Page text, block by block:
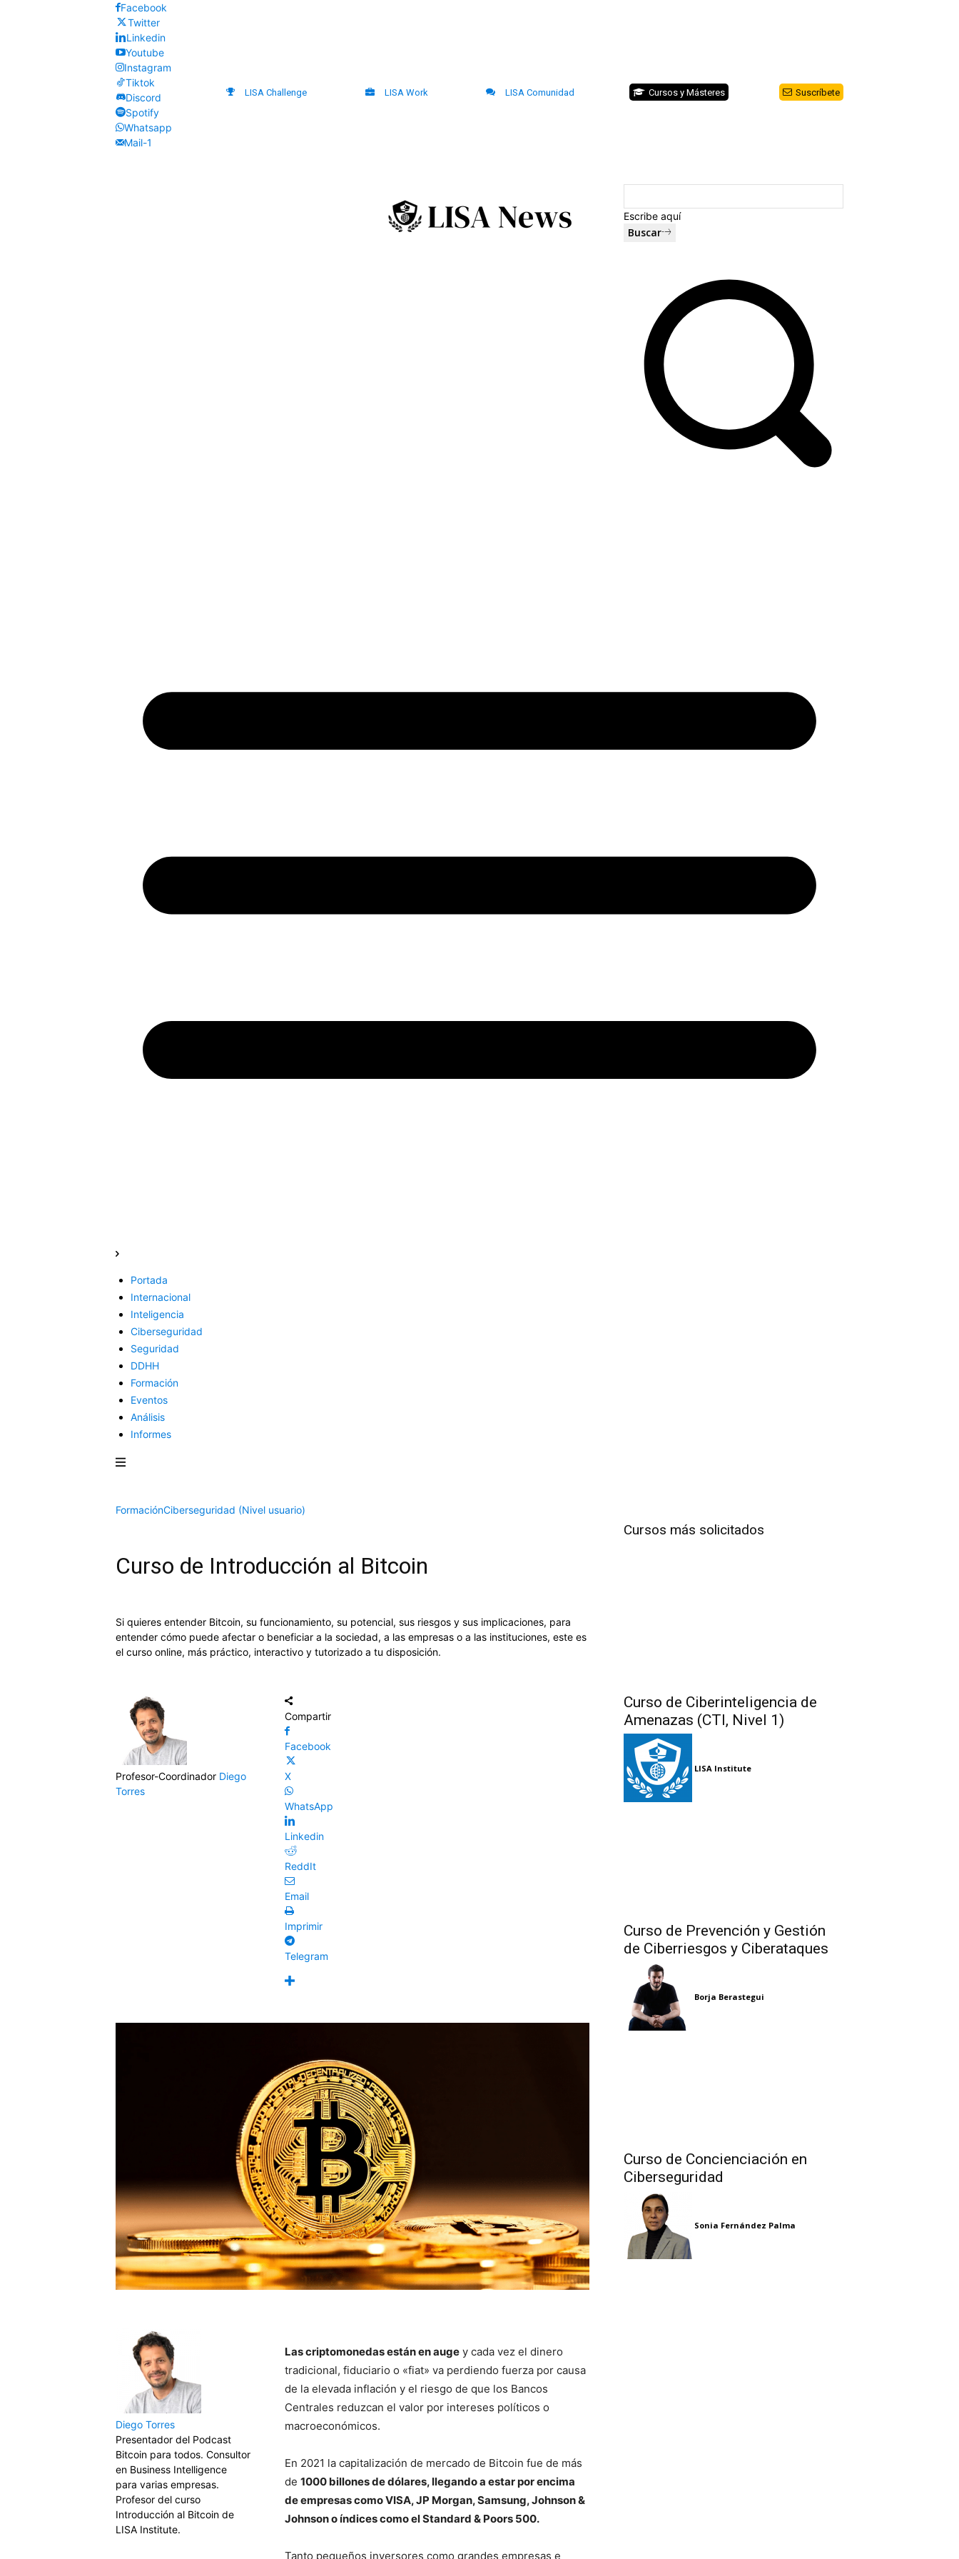
Suscríbete
Cursos y Másteres
LISA Comunidad
LISA Work
LISA Challenge
Facebook
Twitter
Linkedin
Youtube
Instagram
Tiktok
Discord
Spotify
Whatsapp
Mail-1
Escribe aquí
Buscar
Portada
Internacional
Inteligencia
Ciberseguridad
Seguridad
DDHH
Formación
Eventos
Análisis
Informes
FormaciónCiberseguridad (Nivel usuario)
Curso de Introducción al Bitcoin
Si quieres entender Bitcoin, su funcionamiento, su potencial, sus riesgos y sus implicaciones, para
entender cómo puede afectar o beneficiar a la sociedad, a las empresas o a las instituciones, este es
el curso online, más práctico, interactivo y tutorizado a tu disposición.
Profesor-Coordinador Diego
Torres
Compartir
Facebook
X
WhatsApp
Linkedin
ReddIt
Email
Imprimir
Telegram
Diego Torres
Presentador del Podcast
Bitcoin para todos. Consultor
en Business Intelligence
para varias empresas.
Profesor del curso
Introducción al Bitcoin de
LISA Institute.
Las criptomonedas están en auge y cada vez el dinero
tradicional, fiduciario o «fiat» va perdiendo fuerza por causa
de la elevada inflación y el riesgo de que los Bancos
Centrales reduzcan el valor por intereses políticos o
macroeconómicos.
En 2021 la capitalización de mercado de Bitcoin fue de más
de1000 billones de dólares, llegando a estar por encima
de empresas como VISA, JP Morgan, Samsung, Johnson &
Johnson o índices como el Standard & Poors 500.
Tanto pequeños inversores como grandes empresas e
Cursos más solicitados
Curso de Ciberinteligencia de
Amenazas (CTI, Nivel 1)
LISA Institute
Curso de Prevención y Gestión
de Ciberriesgos y Ciberataques
Borja Berastegui
Curso de Concienciación en
Ciberseguridad
Sonia Fernández Palma